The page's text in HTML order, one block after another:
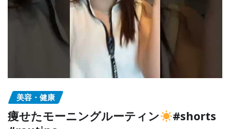
美容・健康
痩せたモーニングルーティン
#shorts